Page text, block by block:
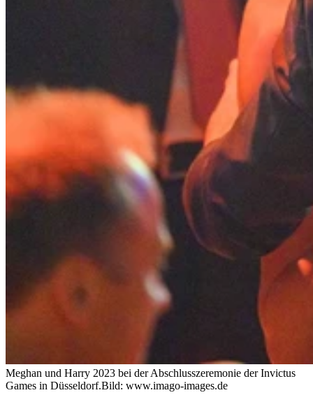
Meghan und Harry 2023 bei der Abschlusszeremonie der Invictus
Games in Düsseldorf.Bild: www.imago-images.de